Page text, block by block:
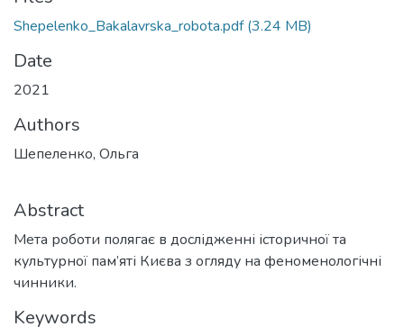
Shepelenko_Bakalavrska_robota.pdf(3.24 MB)
Date
2021
Authors
Шепеленко, Ольга
Abstract
Мета роботи полягає в дослідженні історичної та
культурної пам’яті Києва з огляду на феноменологічні
чинники.
Keywords